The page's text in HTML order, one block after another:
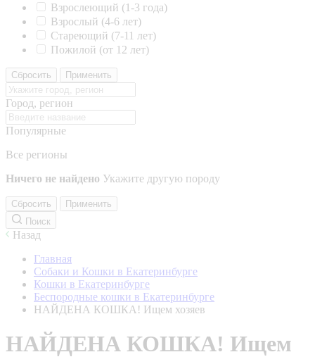
Взрослеющий (1-3 года)
Взрослый (4-6 лет)
Стареющий (7-11 лет)
Пожилой (от 12 лет)
Сбросить Применить
Город, регион
Популярные
Все регионы
Ничего не найдено Укажите другую породу
Сбросить
Применить
Поиск
Назад
Главная
Собаки и Кошки в Екатеринбурге
Кошки в Екатеринбурге
Беспородные кошки в Екатеринбурге
НАЙДЕНА КОШКА! Ищем хозяев
НАЙДЕНА КОШКА! Ищем